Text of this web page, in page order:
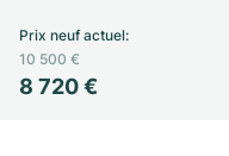
8 720 €
Prix neuf actuel:
10 500 €